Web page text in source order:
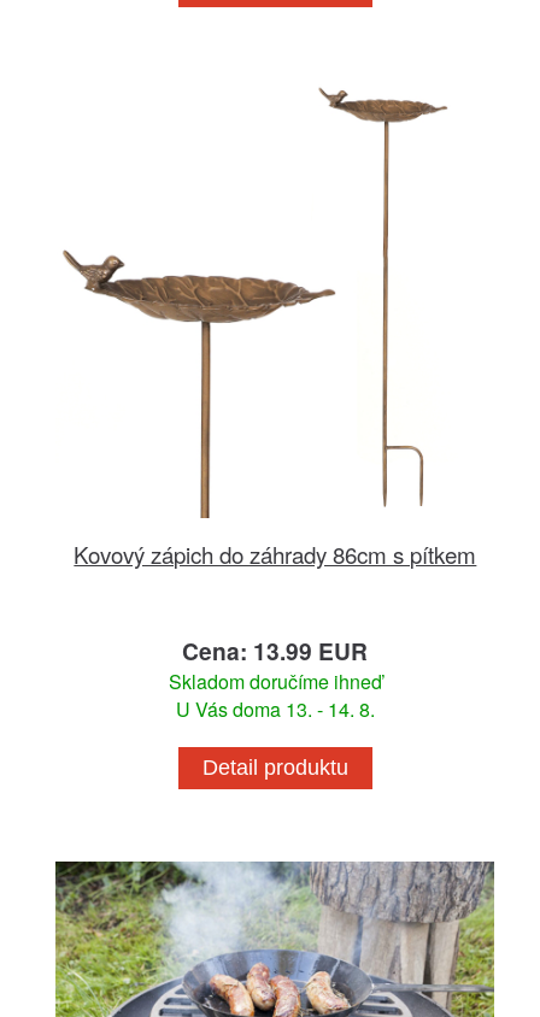
Kovový zápich do záhrady 86cm s pítkem
Cena: 13.99 EUR
Skladom doručíme ihneď
U Vás doma 13. - 14. 8.
Detail produktu